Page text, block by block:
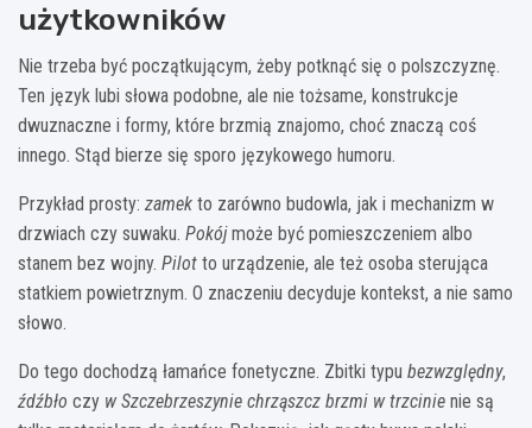
użytkowników
Nie trzeba być początkującym, żeby potknąć się o polszczyznę.
Ten język lubi słowa podobne, ale nie tożsame, konstrukcje
dwuznaczne i formy, które brzmią znajomo, choć znaczą coś
innego. Stąd bierze się sporo językowego humoru.
Przykład prosty: zamek to zarówno budowla, jak i mechanizm w
drzwiach czy suwaku. Pokójmoże być pomieszczeniem albo
stanem bez wojny. Pilot to urządzenie, ale też osoba sterująca
statkiem powietrznym. O znaczeniu decyduje kontekst, a nie samo
słowo.
Do tego dochodzą łamańce fonetyczne. Zbitki typu bezwzględny,
źdźbło czy w Szczebrzeszynie chrząszcz brzmi w trzcinie nie są